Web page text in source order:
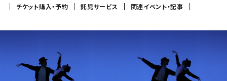
チケット購入・予約
託児サービス 関連イベント・記事